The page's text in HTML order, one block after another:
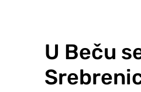
U Beču